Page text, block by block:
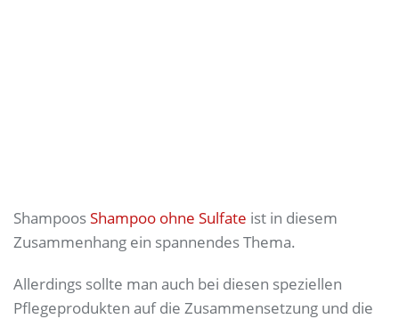
ShampoosShampoo ohne Sulfate ist in diesem
Zusammenhang ein spannendes Thema.
Allerdings sollte man auch bei diesen speziellen
Pflegeprodukten auf die Zusammensetzung und die